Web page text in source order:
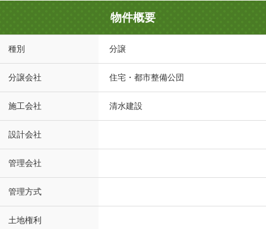
物件概要
種別 分譲
分譲会社 住宅・都市整備公団
施工会社 清水建設
設計会社
管理会社
管理方式
土地権利